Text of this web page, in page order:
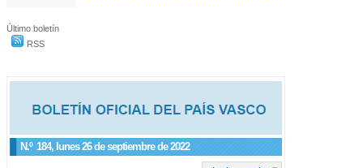
Último boletín
RSS
N.º 184, lunes 26 de septiembre de 2022